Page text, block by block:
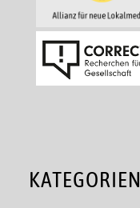
KATEGORIEN